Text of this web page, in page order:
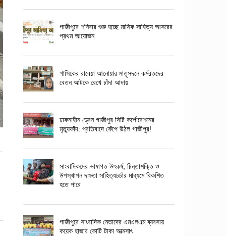
গাজীপুরে শনিবার শুরু হচ্ছে মাসিক সাহিত্য আসরের
প্রথম আয়োজন
গাসিকের রাবেয়া আনোয়ার মাতৃসদনে কর্মরতদের
বেতন আটকে রেখে চাঁদা আদায়
ঢাকনাহীন ড্রেন গাজীপুর সিটি কর্পোরেশনের
মৃত্যুফাঁদ: প্রতিবাদে কেঁপে উঠল গাজীপুর!
সাংবাদিকদের ভাষাগত উৎকর্ষ, চিন্তাশক্তি ও
উপস্থাপন দক্ষতা সাহিত্যচর্চার মাধ্যমে বিকশিত
হতে পারে
গাজীপুরে সাংবাদিক নেতাদের এমএলএম ব্যবসায়
কয়েক হাজার কোটি টাকা আত্মসাৎ